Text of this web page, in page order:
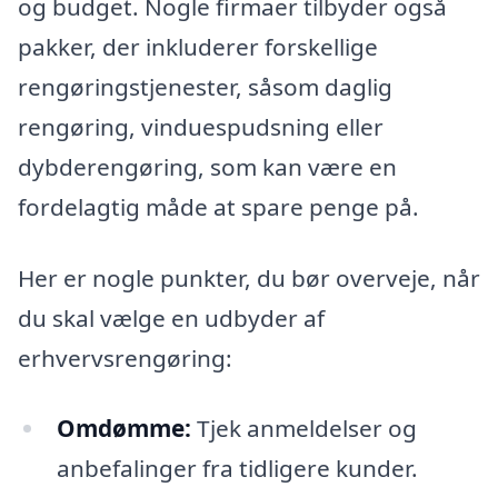
og budget. Nogle firmaer tilbyder også
pakker, der inkluderer forskellige
rengøringstjenester, såsom daglig
rengøring, vinduespudsning eller
dybderengøring, som kan være en
fordelagtig måde at spare penge på.
Her er nogle punkter, du bør overveje, når
du skal vælge en udbyder af
erhvervsrengøring:
Omdømme: Tjek anmeldelser og
anbefalinger fra tidligere kunder.